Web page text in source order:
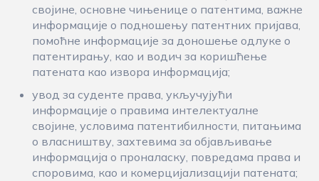
својине, основне чињенице о патентима, важне
информације о подношењу патентних пријава,
помоћне информације за доношење одлуке о
патентирању, као и водич за коришћење
патената као извора информација;
увод за суденте права, укључујући
информације о правима интелектуалне
својине, условима патентибилности, питањима
о власништву, захтевима за објављивање
информација о проналаску, повредама права и
споровима, као и комерцијализацији патената;